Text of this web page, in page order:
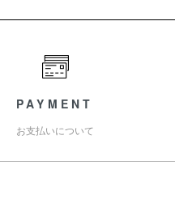
PAYMENT
お支払いについて